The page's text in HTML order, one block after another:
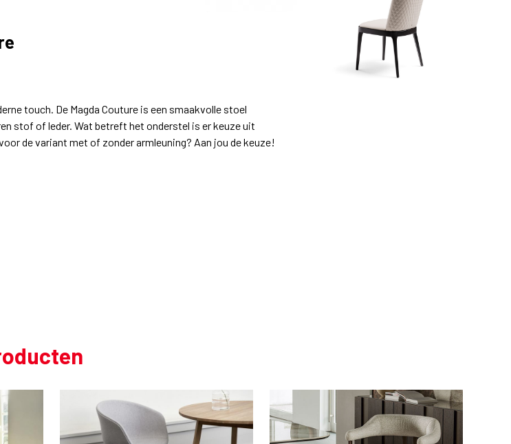
touch. De Magda Couture is een smaakvolle stoel
stof of leder. Wat betreft het onderstel is er keuze uit
de variant met of zonder armleuning? Aan jou de keuze!